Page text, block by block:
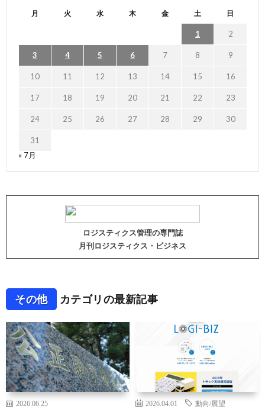
月 火 水 木 金 土 日
1 2
3 4 5 6 7 8 9
10 11 12 13 14 15 16
17 18 19 20 21 22 23
24 25 26 27 28 29 30
31
« 7月
ロジスティクス管理の専門誌
月刊ロジスティクス・ビジネス
その他 カテゴリの最新記事
2026.06.25
2026.04.01 動向/展望